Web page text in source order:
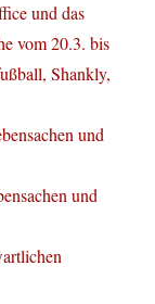
und das
vom 20.3. bis
Shankly,
und
und